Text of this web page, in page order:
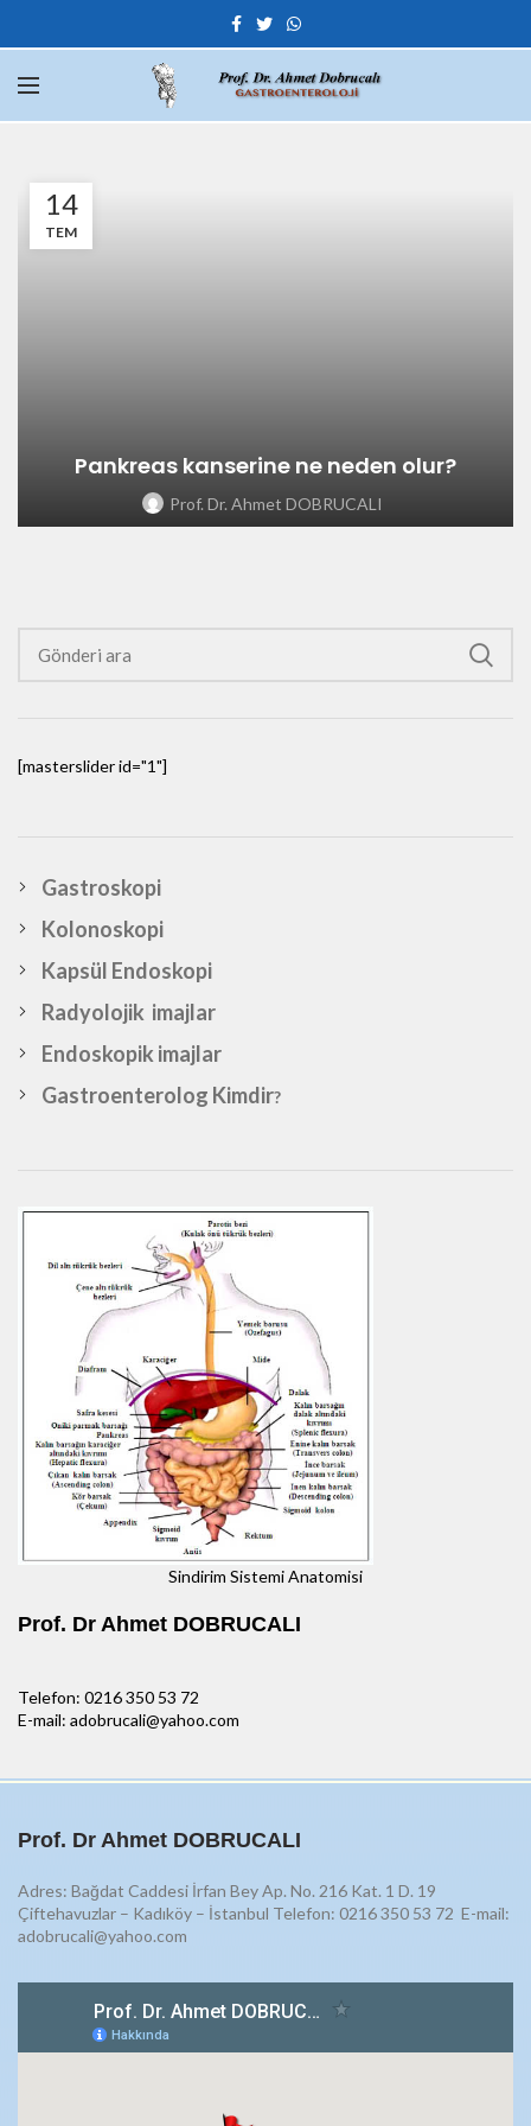
14
TEM
Pankreas kanserine ne neden olur?
Prof. Dr. Ahmet DOBRUCALI
[masterslider id="1"]
Gastroskopi
Kolonoskopi
Kapsül Endoskopi
Radyolojik imajlar
Endoskopik imajlar
Gastroenterolog Kimdir?
Sindirim Sistemi Anatomisi
Prof. Dr Ahmet DOBRUCALI
Telefon: 0216 350 53 72
E-mail: adobrucali@yahoo.com
Prof. Dr Ahmet DOBRUCALI
Adres: Bağdat Caddesi İrfan Bey Ap. No. 216 Kat. 1 D. 19
Çiftehavuzlar – Kadıköy – İstanbul Telefon: 0216 350 53 72 E-mail:
adobrucali@yahoo.com